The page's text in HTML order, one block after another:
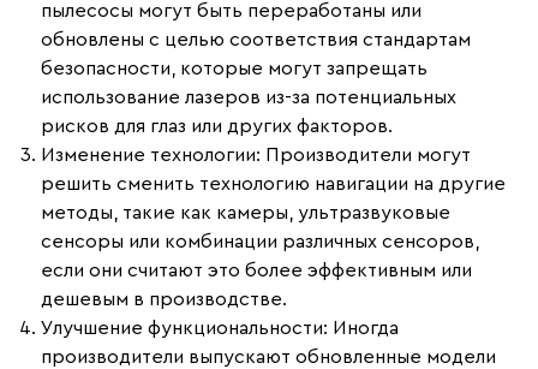
пылесосы могут быть переработаны или
обновлены с целью соответствия стандартам
безопасности, которые могут запрещать
использование лазеров из-за потенциальных
рисков для глаз или других факторов.
Изменение технологии: Производители могут
решить сменить технологию навигации на другие
методы, такие как камеры, ультразвуковые
сенсоры или комбинации различных сенсоров,
если они считают это более эффективным или
дешевым в производстве.
Улучшение функциональности: Иногда
производители выпускают обновленные модели